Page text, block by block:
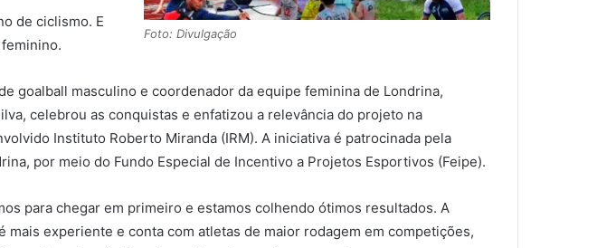
Foto: Divulgação
de ciclismo. E
goalball masculino e coordenador da equipe feminina de Londrina,
celebrou as conquistas e enfatizou a relevância do projeto na
Instituto Roberto Miranda (IRM). A iniciativa é patrocinada pela
por meio do Fundo Especial de Incentivo a Projetos Esportivos (Feipe).
para chegar em primeiro e estamos colhendo ótimos resultados. A
mais experiente e conta com atletas de maior rodagem em competições,